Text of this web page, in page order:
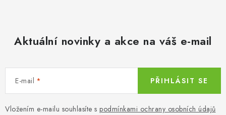
Aktuální novinky a akce na váš e-mail
E-mail
Vložením e-mailu souhlasíte s podmínkami ochrany osobních údajů
PŘIHLÁSIT SE